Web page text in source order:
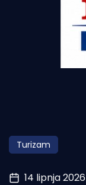
Morski plus
Pomorstvo
Ribolov
Turizam
14 lipnja 2026